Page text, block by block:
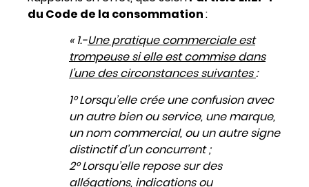
du Code de la consommation:
« 1.-Une pratique commerciale est
trompeuse si elle est commise dans
l’une des circonstances suivantes:
1° Lorsqu’elle crée une confusion avec
un autre bien ou service, une marque,
un nom commercial, ou un autre signe
distinctif d’un concurrent ;
2° Lorsqu’elle repose sur des
allégations, indications ou